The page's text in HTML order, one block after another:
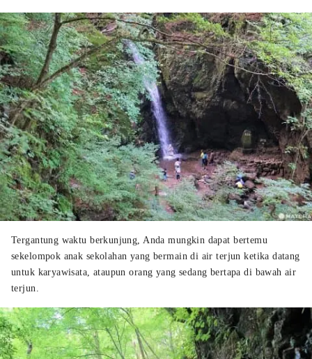
Tergantung waktu berkunjung, Anda mungkin dapat bertemu
sekelompok anak sekolahan yang bermain di air terjun ketika datang
untuk karyawisata, ataupun orang yang sedang bertapa di bawah air
terjun.